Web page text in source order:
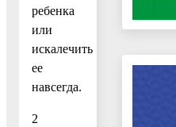
ребенка
или
искалечить
ее
навсегда.
2